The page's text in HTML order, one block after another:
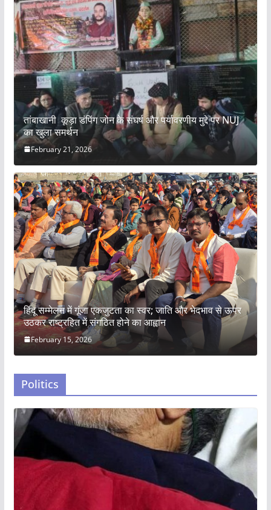
तांबाखानी कूड़ा डंपिंग जोन के संघर्ष और पर्यावरणीय मुद्दे पर NUJ
का खुला समर्थन
February 21, 2026
हिंदू सम्मेलन में गूंजा एकजुटता का स्वर; जाति और भेदभाव से ऊपर
उठकर राष्ट्रहित में संगठित होने का आह्वान
February 15, 2026
Politics